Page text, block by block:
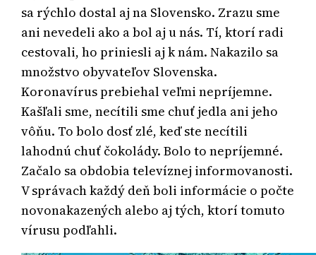
sa rýchlo dostal aj na Slovensko. Zrazu sme
ani nevedeli ako a bol aj u nás. Tí, ktorí radi
cestovali, ho priniesli aj k nám. Nakazilo sa
množstvo obyvateľov Slovenska.
Koronavírus prebiehal veľmi nepríjemne.
Kašľali sme, necítili sme chuť jedla ani jeho
vôňu. To bolo dosť zlé, keď ste necítili
lahodnú chuť čokolády. Bolo to nepríjemné.
Začalo sa obdobia televíznej informovanosti.
V správach každý deň boli informácie o počte
novonakazených alebo aj tých, ktorí tomuto
vírusu podľahli.